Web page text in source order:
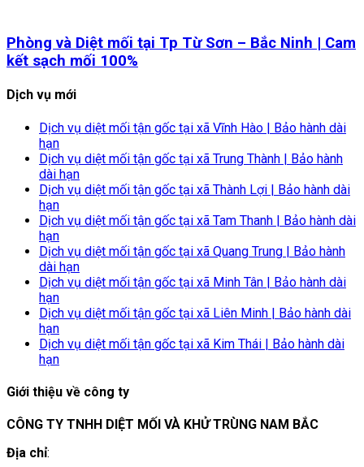
Phòng và Diệt mối tại Tp Từ Sơn – Bắc Ninh | Cam
kết sạch mối 100%
Dịch vụ mới
Dịch vụ diệt mối tận gốc tại xã Vĩnh Hào | Bảo hành dài
hạn
Dịch vụ diệt mối tận gốc tại xã Trung Thành | Bảo hành
dài hạn
Dịch vụ diệt mối tận gốc tại xã Thành Lợi | Bảo hành dài
hạn
Dịch vụ diệt mối tận gốc tại xã Tam Thanh | Bảo hành dài
hạn
Dịch vụ diệt mối tận gốc tại xã Quang Trung | Bảo hành
dài hạn
Dịch vụ diệt mối tận gốc tại xã Minh Tân | Bảo hành dài
hạn
Dịch vụ diệt mối tận gốc tại xã Liên Minh | Bảo hành dài
hạn
Dịch vụ diệt mối tận gốc tại xã Kim Thái | Bảo hành dài
hạn
Giới thiệu về công ty
CÔNG TY TNHH DIỆT MỐI VÀ KHỬ TRÙNG NAM BẮC
Địa chỉ: